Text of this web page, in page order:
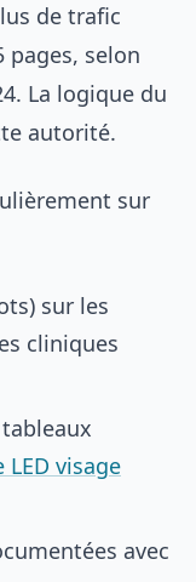
de trafic
pages, selon
La logique du
autorité.
sur
sur les
cliniques
LED visage
avec